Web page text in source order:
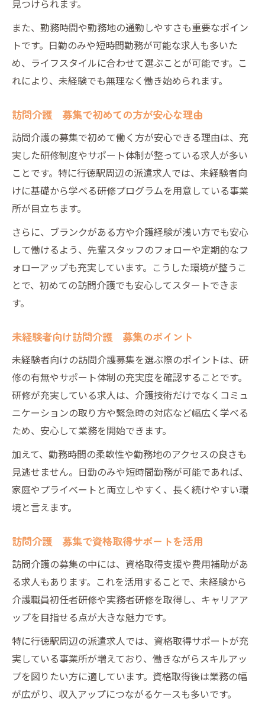
見つけられます。
また、勤務時間や勤務地の通勤しやすさも重要なポイン
トです。日勤のみや短時間勤務が可能な求人も多いた
め、ライフスタイルに合わせて選ぶことが可能です。こ
れにより、未経験でも無理なく働き始められます。
訪問介護 募集で初めての方が安心な理由
訪問介護の募集で初めて働く方が安心できる理由は、充
実した研修制度やサポート体制が整っている求人が多い
ことです。特に行徳駅周辺の派遣求人では、未経験者向
けに基礎から学べる研修プログラムを用意している事業
所が目立ちます。
さらに、ブランクがある方や介護経験が浅い方でも安心
して働けるよう、先輩スタッフのフォローや定期的なフ
ォローアップも充実しています。こうした環境が整うこ
とで、初めての訪問介護でも安心してスタートできま
す。
未経験者向け訪問介護 募集のポイント
未経験者向けの訪問介護募集を選ぶ際のポイントは、研
修の有無やサポート体制の充実度を確認することです。
研修が充実している求人は、介護技術だけでなくコミュ
ニケーションの取り方や緊急時の対応など幅広く学べる
ため、安心して業務を開始できます。
加えて、勤務時間の柔軟性や勤務地のアクセスの良さも
見逃せません。日勤のみや短時間勤務が可能であれば、
家庭やプライベートと両立しやすく、長く続けやすい環
境と言えます。
訪問介護 募集で資格取得サポートを活用
訪問介護の募集の中には、資格取得支援や費用補助があ
る求人もあります。これを活用することで、未経験から
介護職員初任者研修や実務者研修を取得し、キャリアア
ップを目指せる点が大きな魅力です。
特に行徳駅周辺の派遣求人では、資格取得サポートが充
実している事業所が増えており、働きながらスキルアッ
プを図りたい方に適しています。資格取得後は業務の幅
が広がり、収入アップにつながるケースも多いです。